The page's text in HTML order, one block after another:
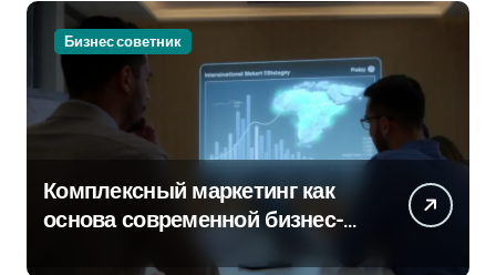
Бизнес советник
Комплексный маркетинг как
основа современной бизнес-